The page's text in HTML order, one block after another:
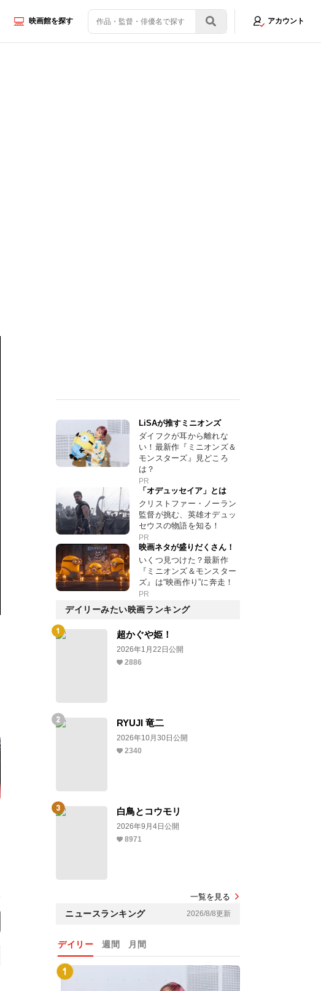
映画館を探す アカウント
LiSAが推すミニオンズ
ダイフクが耳から離れな
い！最新作『ミニオンズ＆
モンスターズ』見どころ
は？
PR
「オデュッセイア」とは
クリストファー・ノーラン
監督が挑む、英雄オデュッ
セウスの物語を知る！
PR
映画ネタが盛りだくさん！
いくつ見つけた？最新作
『ミニオンズ＆モンスター
ズ』は“映画作り”に奔走！
PR
デイリーみたい映画ランキング
超かぐや姫！
2026年1月22日公開
2886
RYUJI 竜二
2026年10月30日公開
2340
白鳥とコウモリ
2026年9月4日公開
8971
一覧を見る
ニュースランキング 2026/8/8更新
デイリー 週間 月間